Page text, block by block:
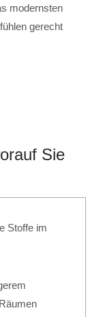
modernsten
gerecht
Sie
Stoffe im